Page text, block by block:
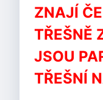
ZNAJÍ
TŘEŠNĚ
JSOU
TŘEŠNÍ